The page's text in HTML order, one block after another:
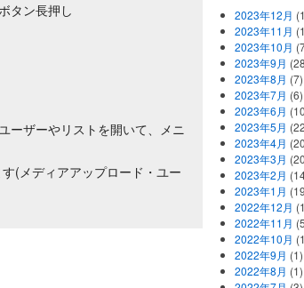
タン長押し
ーザーやリストを開いて、メニ
(メディアアップロード・ユー
2023年12月
2023年11月
2023年10月
2023年9月
2023年8月 (7)
2023年7月 (6)
2023年6月
2023年5月
2023年4月
2023年3月
2023年2月
2023年1月
2022年12月
2022年11月
2022年10月
2022年9月 (1)
2022年8月 (1)